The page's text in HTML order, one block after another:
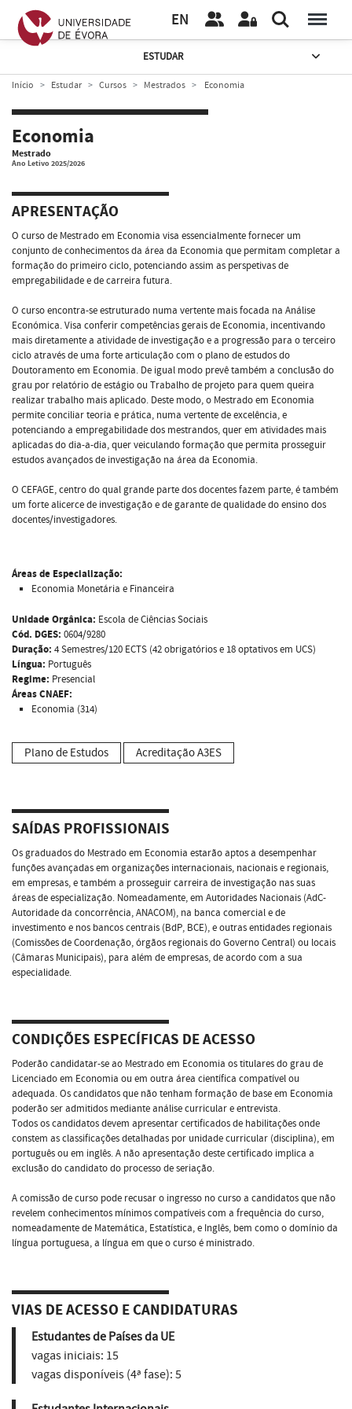
EN
ESTUDAR
Início Estudar Cursos Mestrados Economia
Economia
Mestrado
Ano Letivo 2025/2026
APRESENTAÇÃO
O curso de Mestrado em Economia visa essencialmente fornecer um
conjunto de conhecimentos da área da Economia que permitam completar a
formação do primeiro ciclo, potenciando assim as perspetivas de
empregabilidade e de carreira futura.
O curso encontra-se estruturado numa vertente mais focada na Análise
Económica. Visa conferir competências gerais de Economia, incentivando
mais diretamente a atividade de investigação e a progressão para o terceiro
ciclo através de uma forte articulação com o plano de estudos do
Doutoramento em Economia. De igual modo prevê também a conclusão do
grau por relatório de estágio ou Trabalho de projeto para quem queira
realizar trabalho mais aplicado. Deste modo, o Mestrado em Economia
permite conciliar teoria e prática, numa vertente de excelência, e
potenciando a empregabilidade dos mestrandos, quer em atividades mais
aplicadas do dia-a-dia, quer veiculando formação que permita prosseguir
estudos avançados de investigação na área da Economia.
O CEFAGE, centro do qual grande parte dos docentes fazem parte, é também
um forte alicerce de investigação e de garante de qualidade do ensino dos
docentes/investigadores.
Áreas de Especialização:
Economia Monetária e Financeira
Unidade Orgânica: Escola de Ciências Sociais
Cód. DGES: 0604/9280
Duração: 4 Semestres/120 ECTS (42 obrigatórios e 18 optativos em UCS)
Língua: Português
Regime: Presencial
Áreas CNAEF:
Economia (314)
Plano de Estudos Acreditação A3ES
SAÍDAS PROFISSIONAIS
Os graduados do Mestrado em Economia estarão aptos a desempenhar
funções avançadas em organizações internacionais, nacionais e regionais,
em empresas, e também a prosseguir carreira de investigação nas suas
áreas de especialização. Nomeadamente, em Autoridades Nacionais (AdC-
Autoridade da concorrência, ANACOM), na banca comercial e de
investimento e nos bancos centrais (BdP, BCE), e outras entidades regionais
(Comissões de Coordenação, órgãos regionais do Governo Central) ou locais
(Câmaras Municipais), para além de empresas, de acordo com a sua
especialidade.
CONDIÇÕES ESPECÍFICAS DE ACESSO
Poderão candidatar-se ao Mestrado em Economia os titulares do grau de
Licenciado em Economia ou em outra área científica compatível ou
adequada. Os candidatos que não tenham formação de base em Economia
poderão ser admitidos mediante análise curricular e entrevista.
Todos os candidatos devem apresentar certificados de habilitações onde
constem as classificações detalhadas por unidade curricular (disciplina), em
português ou em inglês. A não apresentação deste certificado implica a
exclusão do candidato do processo de seriação.
A comissão de curso pode recusar o ingresso no curso a candidatos que não
revelem conhecimentos mínimos compatíveis com a frequência do curso,
nomeadamente de Matemática, Estatística, e Inglês, bem como o domínio da
língua portuguesa, a língua em que o curso é ministrado.
VIAS DE ACESSO E CANDIDATURAS
Estudantes de Países da UE
vagas iniciais: 15
vagas disponíveis (4ª fase): 5